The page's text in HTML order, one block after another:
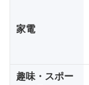
家電
趣味・スポー